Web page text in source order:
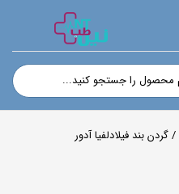
/ گردن بند فیلادلفیا آدور